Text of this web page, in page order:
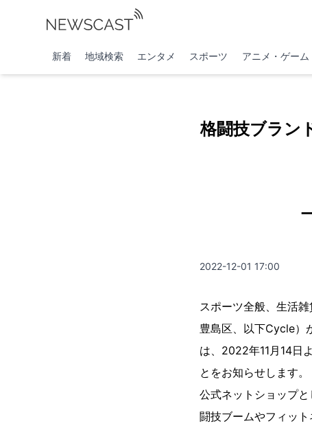
新着 地域検索 エンタメ スポーツ アニメ・ゲーム
格闘技ブラン
2022-12-01 17:00
スポーツ全般、生活
豊島区、以下Cycle）
は、2022年11月14日
とをお知らせします。
公式ネットショップ
闘技ブームやフィッ